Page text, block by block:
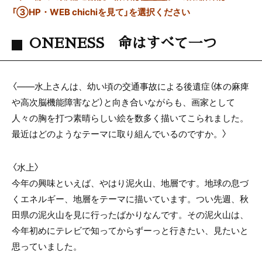
「③HP・WEB chichiを見て」を選択ください
ONENESS 命はすべて一つ
〈――水上さんは、幼い頃の交通事故による後遺症（体の麻痺
や高次脳機能障害など）と向き合いながらも、画家として
人々の胸を打つ素晴らしい絵を数多く描いてこられました。
最近はどのようなテーマに取り組んでいるのですか。〉
〈水上〉
今年の興味といえば、やはり泥火山、地層です。地球の息づ
くエネルギー、地層をテーマに描いています。つい先週、秋
田県の泥火山を見に行ったばかりなんです。その泥火山は、
今年初めにテレビで知ってからずーっと行きたい、見たいと
思っていました。